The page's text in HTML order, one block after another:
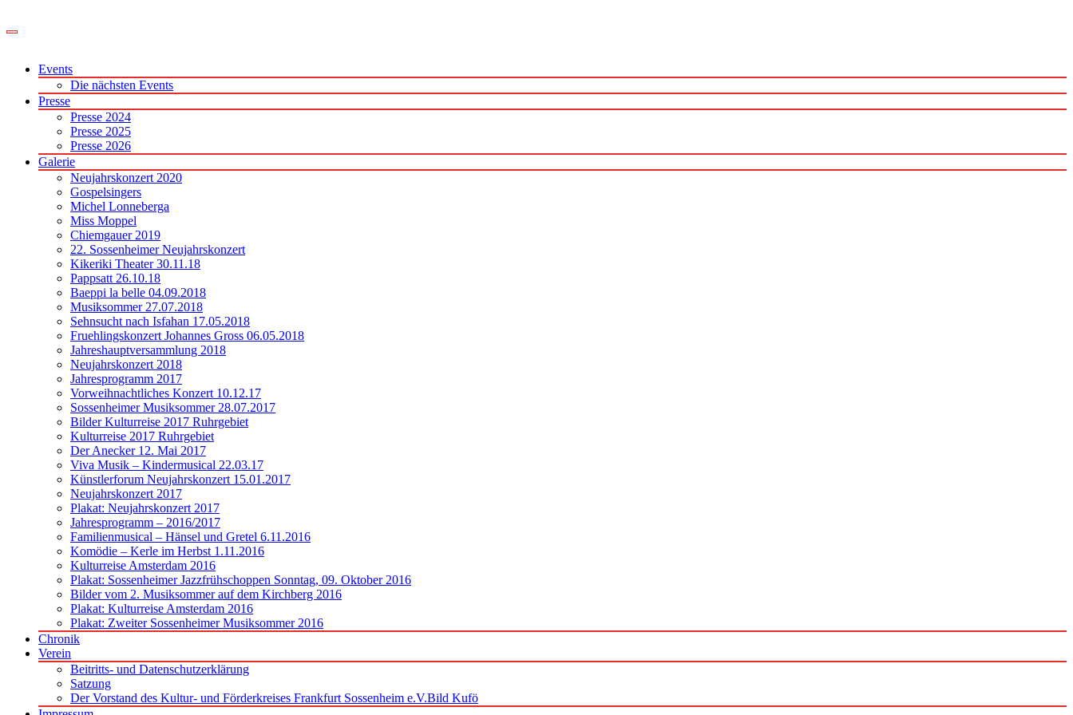
Events
Die nächsten Events
Presse
Presse 2024
Presse 2025
Presse 2026
Galerie
Neujahrskonzert 2020
Gospelsingers
Michel Lonneberga
Miss Moppel
Chiemgauer 2019
22. Sossenheimer Neujahrskonzert
Kikeriki Theater 30.11.18
Pappsatt 26.10.18
Baeppi la belle 04.09.2018
Musiksommer 27.07.2018
Sehnsucht nach Isfahan 17.05.2018
Fruehlingskonzert Johannes Gross 06.05.2018
Jahreshauptversammlung 2018
Neujahrskonzert 2018
Jahresprogramm 2017
Vorweihnachtliches Konzert 10.12.17
Sossenheimer Musiksommer 28.07.2017
Bilder Kulturreise 2017 Ruhrgebiet
Kulturreise 2017 Ruhrgebiet
Der Anecker 12. Mai 2017
Viva Musik – Kindermusical 22.03.17
Künstlerforum Neujahrskonzert 15.01.2017
Neujahrskonzert 2017
Plakat: Neujahrskonzert 2017
Jahresprogramm – 2016/2017
Familienmusical – Hänsel und Gretel 6.11.2016
Komödie – Kerle im Herbst 1.11.2016
Kulturreise Amsterdam 2016
Plakat: Sossenheimer Jazzfrühschoppen Sonntag, 09. Oktober 2016
Bilder vom 2. Musiksommer auf dem Kirchberg 2016
Plakat: Kulturreise Amsterdam 2016
Plakat: Zweiter Sossenheimer Musiksommer 2016
Chronik
Verein
Beitritts- und Datenschutzerklärung
Satzung
Der Vorstand des Kultur- und Förderkreises Frankfurt Sossenheim e.V.Bild Kufö